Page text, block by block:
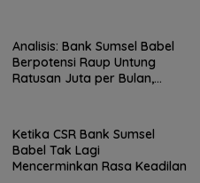
Analisis: Bank Sumsel Babel
Berpotensi Raup Untung
Ratusan Juta per Bulan,
M?
Ketika CSR Bank Sumsel
Babel Tak Lagi
Mencerminkan Rasa Keadilan